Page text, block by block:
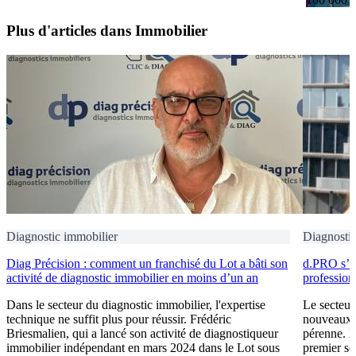
Plus d'articles dans Immobilier
Diagnostic immobilier
Diag Précision : comment un franchisé du Lot a bâti son
activité de diagnostic immobilier en moins d’un an
Dans le secteur du diagnostic immobilier, l'expertise
technique ne suffit plus pour réussir. Frédéric
Briesmalien, qui a lancé son activité de diagnostiqueur
immobilier indépendant en mars 2024 dans le Lot sous
d.PRO
Le
nouveaux
pérenne.
premier